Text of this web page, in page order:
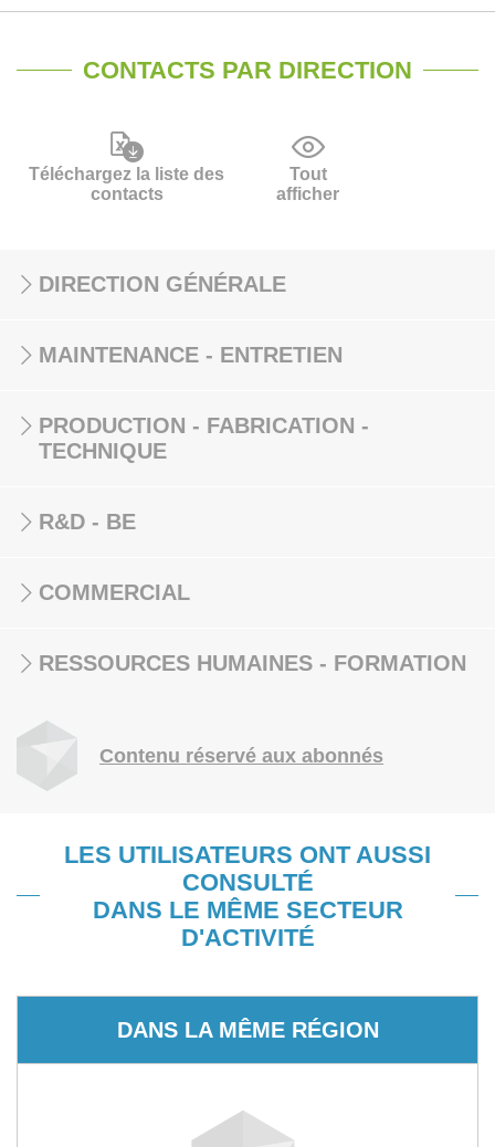
CONTACTS PAR DIRECTION
Téléchargez la liste des
contacts
Tout
afficher
DIRECTION GÉNÉRALE
MAINTENANCE - ENTRETIEN
PRODUCTION - FABRICATION -
TECHNIQUE
R&D - BE
COMMERCIAL
RESSOURCES HUMAINES - FORMATION
Contenu réservé aux abonnés
LES UTILISATEURS ONT AUSSI
CONSULTÉ
DANS LE MÊME SECTEUR
D'ACTIVITÉ
DANS LA MÊME RÉGION